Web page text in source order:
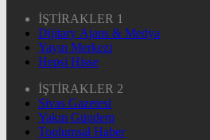
İŞTİRAKLER 1
Dijitary Ajans & Medya
Yayın Merkezi
Hepsi Hisse
İŞTİRAKLER 2
Sivas Gazetesi
Yakın Gündem
Toplumsal Haber